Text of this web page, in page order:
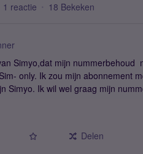
1 reactie 18 Bekeken
Simyo,dat mijn nummerbehoud
only. Ik zou mijn abonnement
Simyo. Ik wil wel graag mijn
Delen